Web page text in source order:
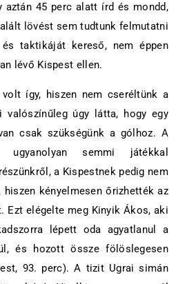
aztán 45 perc alatt írd és mondd,
lövést sem tudtunk felmutatni
taktikáját kereső, nem éppen
lévő Kispest ellen.
így, hiszen nem cseréltünk a
valószínűleg úgy látta, hogy egy
csak szükségünk a gólhoz. A
ugyanolyan semmi játékkal
a Kispestnek pedig nem
hiszen kényelmesen őrizhették az
Ezt elégelte meg Kinyik Ákos, aki
lépett oda agyatlanul a
és hozott össze fölöslegesen
93. perc). A tizit Ugrai simán